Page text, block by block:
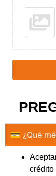
💳 ¿Qué
crédito